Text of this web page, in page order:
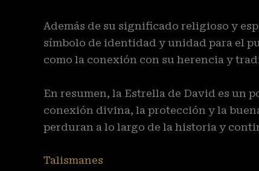
Además de su significado religioso y
símbolo de identidad y unidad para el
como la conexión con su herencia y
En resumen, la Estrella de David es un
conexión divina, la protección y la
perduran a lo largo de la historia y
Talismanes